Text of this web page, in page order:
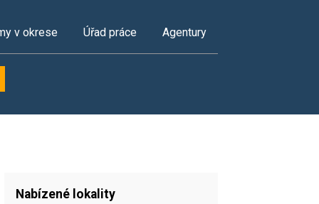
v okrese Úřad práce Agentury
Nabízené lokality